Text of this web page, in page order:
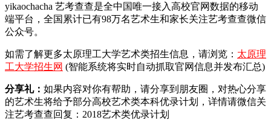
yikaochacha 艺考查查是全中国唯一接入高校官网数据的移动
端平台，全国累计已有98万名艺术生和家长关注艺考查查微信
公众号。
如需了解更多太原理工大学艺术类招生信息，请浏览： 太原理
工大学招生网 (智能系统将实时自动抓取官网信息并发布汇总)
分享礼： 如果内容对你有帮助，请分享到朋友圈，对热心分享
的艺术生将给予部分高校艺术类本科优录计划，详情请微信关
注艺考查查回复：2018艺术类优录计划